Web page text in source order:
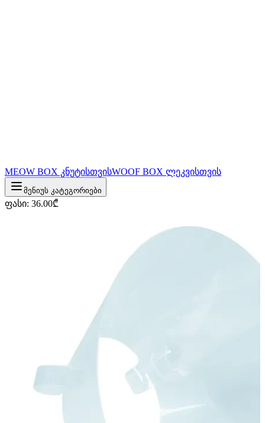
MEOW BOX კნუტისთვისWOOF BOX ლეკვისთვის
მენიუს კატეგორიები
ფასი: 36.00₾